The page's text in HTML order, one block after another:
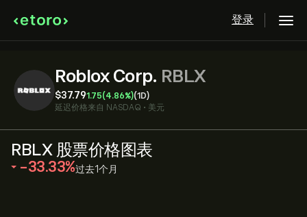
登录
Roblox Corp. RBLX
‎$‎37.791.75(4.86%)(1D)
延迟价格来自 NASDAQ • 美元
RBLX 股票价格图表
‎-33.33‎ 过去1个月